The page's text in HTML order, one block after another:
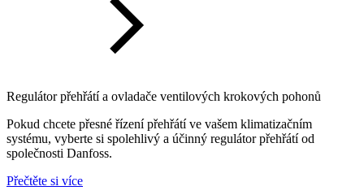
Regulátor přehřátí a ovladače ventilových krokových pohonů
Pokud chcete přesné řízení přehřátí ve vašem klimatizačním
systému, vyberte si spolehlivý a účinný regulátor přehřátí od
společnosti Danfoss.
Přečtěte si více